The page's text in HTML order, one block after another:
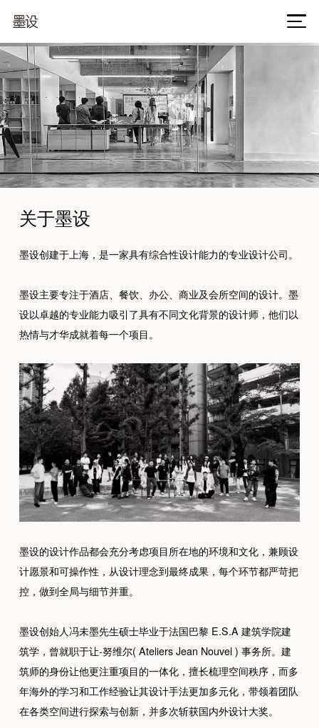
关于墨设
墨设创建于上海，是一家具有综合性设计能力的专业设计公司。
墨设主要专注于酒店、餐饮、办公、商业及会所空间的设计。墨
设以卓越的专业能力吸引了具有不同文化背景的设计师，他们以
热情与才华成就着每一个项目。
墨设的设计作品都会充分考虑项目所在地的环境和文化，兼顾设
计愿景和可操作性，从设计理念到最终成果，每个环节都严苛把
控，做到全局与细节并重。
墨设创始人冯未墨先生硕士毕业于法国巴黎 E.S.A 建筑学院建
筑学，曾就职于让-努维尔( Ateliers Jean Nouvel ) 事务所。建
筑师的身份让他更注重项目的一体化，擅长梳理空间秩序，而多
年海外的学习和工作经验让其设计手法更加多元化，带领着团队
在各类空间进行探索与创新，并多次斩获国内外设计大奖。